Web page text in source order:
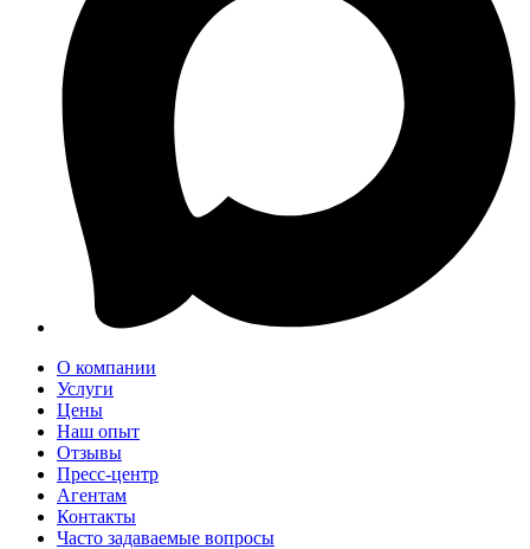
О компании
Услуги
Цены
Наш опыт
Отзывы
Пресс-центр
Агентам
Контакты
Часто задаваемые вопросы